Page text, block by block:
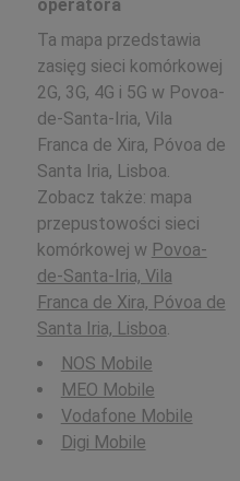
operatora
Ta mapa przedstawia
zasięg sieci komórkowej
2G, 3G, 4G i 5G w Povoa-
de-Santa-Iria, Vila
Franca de Xira, Póvoa de
Santa Iria, Lisboa.
Zobacz także: mapa
przepustowości sieci
komórkowej w Povoa-
de-Santa-Iria, Vila
Franca de Xira, Póvoa de
Santa Iria, Lisboa.
NOS Mobile
MEO Mobile
Vodafone Mobile
Digi Mobile